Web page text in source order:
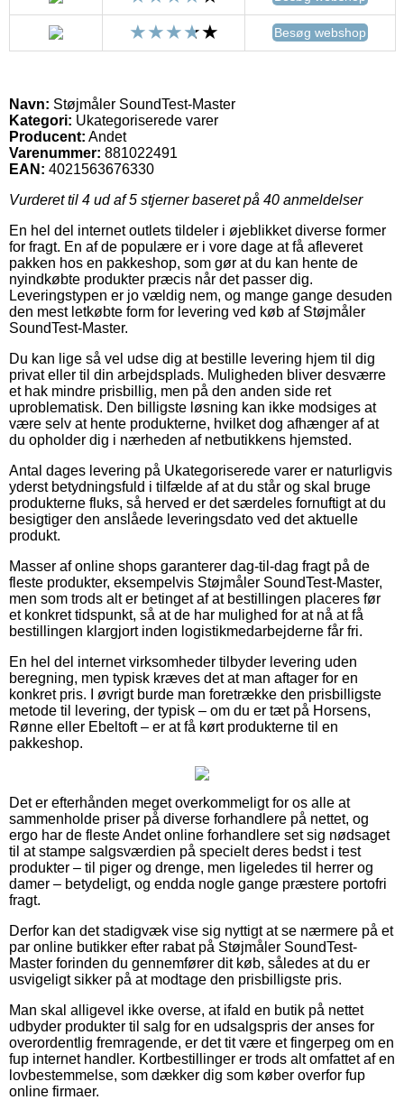
Besøg webshop
Navn: Støjmåler SoundTest-Master
Kategori: Ukategoriserede varer
Producent: Andet
Varenummer: 881022491
EAN: 4021563676330
Vurderet til 4 ud af 5 stjerner baseret på 40 anmeldelser
En hel del internet outlets tildeler i øjeblikket diverse former
for fragt. En af de populære er i vore dage at få afleveret
pakken hos en pakkeshop, som gør at du kan hente de
nyindkøbte produkter præcis når det passer dig.
Leveringstypen er jo vældig nem, og mange gange desuden
den mest letkøbte form for levering ved køb af Støjmåler
SoundTest-Master.
Du kan lige så vel udse dig at bestille levering hjem til dig
privat eller til din arbejdsplads. Muligheden bliver desværre
et hak mindre prisbillig, men på den anden side ret
uproblematisk. Den billigste løsning kan ikke modsiges at
være selv at hente produkterne, hvilket dog afhænger af at
du opholder dig i nærheden af netbutikkens hjemsted.
Antal dages levering på Ukategoriserede varer er naturligvis
yderst betydningsfuld i tilfælde af at du står og skal bruge
produkterne fluks, så herved er det særdeles fornuftigt at du
besigtiger den anslåede leveringsdato ved det aktuelle
produkt.
Masser af online shops garanterer dag-til-dag fragt på de
fleste produkter, eksempelvis Støjmåler SoundTest-Master,
men som trods alt er betinget af at bestillingen placeres før
et konkret tidspunkt, så at de har mulighed for at nå at få
bestillingen klargjort inden logistikmedarbejderne får fri.
En hel del internet virksomheder tilbyder levering uden
beregning, men typisk kræves det at man aftager for en
konkret pris. I øvrigt burde man foretrække den prisbilligste
metode til levering, der typisk – om du er tæt på Horsens,
Rønne eller Ebeltoft – er at få kørt produkterne til en
pakkeshop.
Det er efterhånden meget overkommeligt for os alle at
sammenholde priser på diverse forhandlere på nettet, og
ergo har de fleste Andet online forhandlere set sig nødsaget
til at stampe salgsværdien på specielt deres bedst i test
produkter – til piger og drenge, men ligeledes til herrer og
damer – betydeligt, og endda nogle gange præstere portofri
fragt.
Derfor kan det stadigvæk vise sig nyttigt at se nærmere på et
par online butikker efter rabat på Støjmåler SoundTest-
Master forinden du gennemfører dit køb, således at du er
usvigeligt sikker på at modtage den prisbilligste pris.
Man skal alligevel ikke overse, at ifald en butik på nettet
udbyder produkter til salg for en udsalgspris der anses for
overordentlig fremragende, er det tit være et fingerpeg om en
fup internet handler. Kortbestillinger er trods alt omfattet af en
lovbestemmelse, som dækker dig som køber overfor fup
online firmaer.